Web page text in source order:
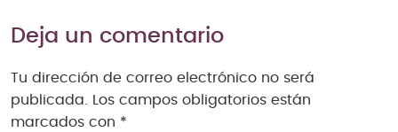
Deja un comentario
Tu dirección de correo electrónico no será
publicada.
Los campos obligatorios están
marcados con *